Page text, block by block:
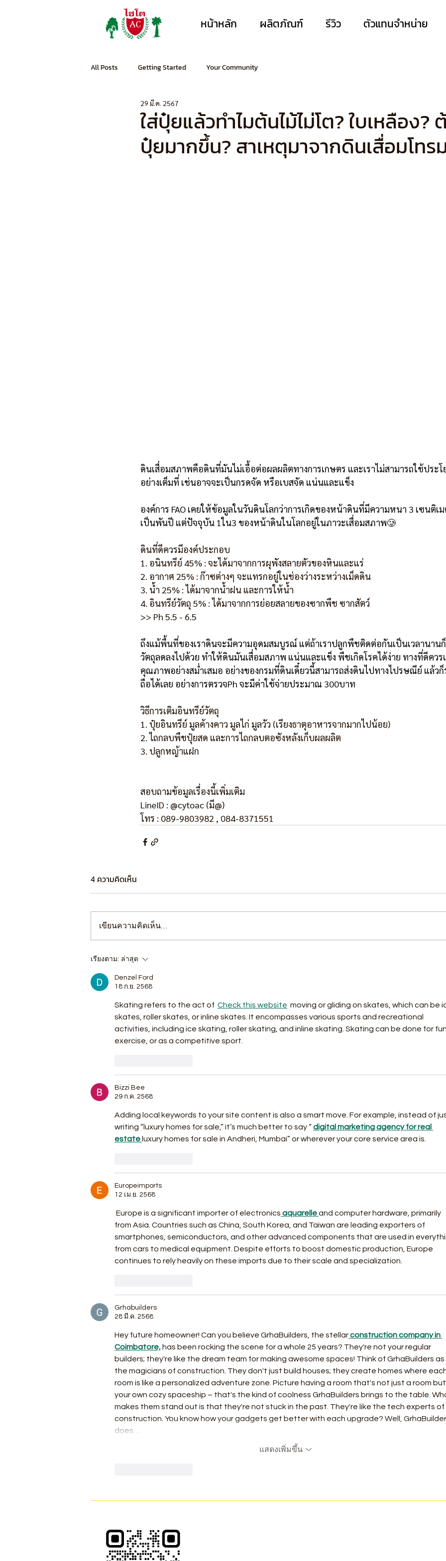
หน้าหลัก ผลิตภัณฑ์ รีวิว ตัวแทนจำหน่าย
All Posts Getting Started Your Community
ใส่ปุ๋ยแล้วทำไมต้นไม้ไม่โต? ใบเหลือง?
ปุ๋ยมากขึ้น? สาเหตุมาจากดินเสื่อมโทร
29 มี.ค. 2567
ดินเสื่อมสภาพคือดินที่มันไม่เอื้อต่อผลผลิตทางการเกษตร และเราไม่สามารถใช้ประ
อย่างเต็มที่ เช่นอาจจะเป็นกรดจัด หรือเบสจัด แน่นและแข็ง
องค์การ FAO เคยให้ข้อมูลในวันดินโลกว่าการเกิดของหน้าดินที่มีความหนา 3 เซนติเม
เป็นพันปี แต่ปัจจุบัน 1ใน3 ของหน้าดินในโลกอยู่ในภาวะเสื่อมสภาพ🥲
ดินที่ดีควรมีองค์ประกอบ
1. อนินทรีย์ 45% : จะได้มาจากการผุพังสลายตัวของหินและแร่
2. อากาศ 25% : ก๊าซต่างๆ จะแทรกอยู่ในช่องว่างระหว่างเม็ดดิน
3. น้ำ 25% : ได้มาจากน้ำฝน และการให้น้ำ
4. อินทรีย์วัตถุ 5% : ได้มาจากการย่อยสลายของซากพืช ซากสัตว์
>> Ph 5.5 - 6.5
ถึงแม้พื้นที่ของเราดินจะมีความอุดมสมบูรณ์ แต่ถ้าเราปลูกพืชติดต่อกันเป็นเวลานาน
วัตถุลดลงไปด้วย ทำให้ดินมันเสื่อมสภาพ แน่นและแข็ง พืชเกิดโรคได้ง่าย ทางที่ดีควร
คุณภาพอย่างสม่ำเสมอ อย่างของกรมที่ดินเดี๋ยวนี้สามารถส่งดินไปทางไปรษณีย์ แล้ว
ถือได้เลย อย่างการตรวจPh จะมีค่าใช้จ่ายประมาณ 300บาท
วิธีการเติมอินทรีย์วัตถุ
1. ปุ๋ยอินทรีย์ มูลค้างคาว มูลไก่ มูลวัว (เรียงธาตุอาหารจากมากไปน้อย)
2. ไถกลบพืชปุ๋ยสด และการไถกลบตอซังหลังเก็บผลผลิต
3. ปลูกหญ้าแฝก
สอบถามข้อมูลเรื่องนี้เพิ่มเติม
LineID : @cytoac (มี@)
โทร : 089-9803982 , 084-8371551
4 ความคิดเห็น
เขียนความคิดเห็น…
เรียงตาม: ล่าสุด
Denzel Ford
18 ก.ย. 2568
Skating refers to the act of Check this website
moving or gliding on skates, which can be
skates, roller skates, or inline skates. It encompasses various sports and recreational
activities, including ice skating, roller skating, and inline skating. Skating can be done for fun,
exercise, or as a competitive sport.
Bizzi Bee
29 ก.ค. 2568
Adding local keywords to your site content is also a smart move. For example, instead of
writing “luxury homes for sale,” it’s much better to say “ digital marketing agency for real
estate luxury homes for sale in Andheri, Mumbai” or wherever your core service area is.
Europeimports
12 เม.ย. 2568
Europe is a significant importer of electronics aquarelle and computer hardware, primarily
from Asia. Countries such as China, South Korea, and Taiwan are leading exporters of
smartphones, semiconductors, and other advanced components that are used in
from cars to medical equipment. Despite efforts to boost domestic production, Europe
continues to rely heavily on these imports due to their scale and specialization.
Grhabuilders
28 มี.ค. 2568
Hey future homeowner! Can you believe GrhaBuilders, the stellar construction company in
Coimbatore, has been rocking the scene for a whole 25 years? They're not your regular
builders; they're like the dream team for making awesome spaces! Think of GrhaBuilders as
the magicians of construction. They don't just build houses; they create homes where
room is like a personalized adventure zone. Picture having a room that's not just a room but
your own cozy spaceship – that's the kind of coolness GrhaBuilders brings to the table.
makes them stand out is that they're not stuck in the past. They're like the tech experts of
construction. You know how your gadgets get better with each upgrade? Well,
does…
แสดงเพิ่มขึ้น